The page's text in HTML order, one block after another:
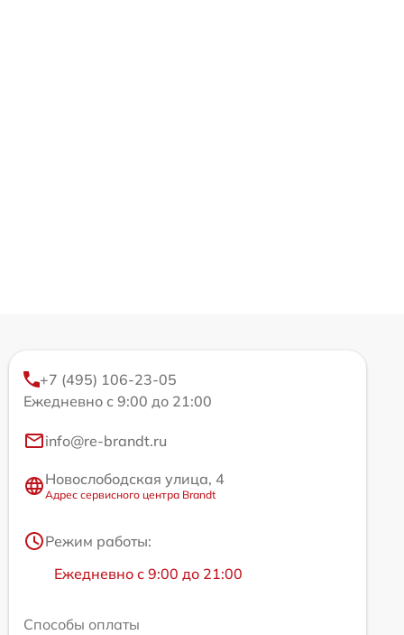
+7 (495) 106-23-05
Ежедневно с 9:00 до 21:00
info@re-brandt.ru
Новослободская улица, 4
Адрес сервисного центра Brandt
Режим работы:
Ежедневно с 9:00 до 21:00
Способы оплаты